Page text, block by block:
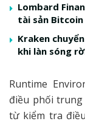
Lombard
tài sản Bitcoin
Kraken
khi làn sóng
Runtime
điều phối
từ kiểm tra